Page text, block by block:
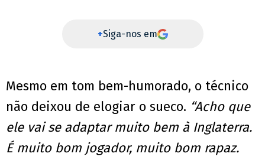
+Siga-nos em
Mesmo em tom bem-humorado, o técnico
não deixou de elogiar o sueco. “Acho que
ele vai se adaptar muito bem à Inglaterra.
É muito bom jogador, muito bom rapaz.